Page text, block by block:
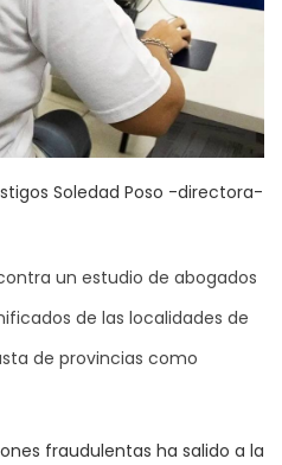
Soledad Poso -directora-
un estudio de abogados
de las localidades de
de provincias como
fraudulentas ha salido a la